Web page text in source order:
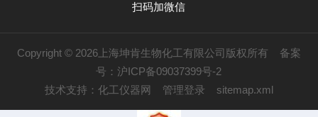
扫码加微信
Copyright © 2026上海坤肯生物化工有限公司版权所有 备案
号：沪ICP备09037399号-2
技术支持： 化工仪器网 管理登录 sitemap.xml